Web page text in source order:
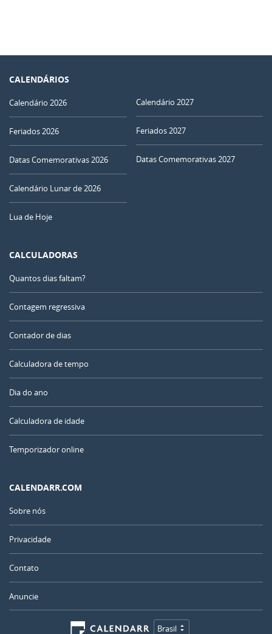
CALENDÁRIOS
Calendário 2026
Feriados 2026
Datas Comemorativas 2026
Calendário Lunar de 2026
Lua de Hoje
Calendário 2027
Feriados 2027
Datas Comemorativas 2027
CALCULADORAS
Quantos dias faltam?
Contagem regressiva
Contador de dias
Calculadora de tempo
Dia do ano
Calculadora de idade
Temporizador online
CALENDARR.COM
Sobre nós
Privacidade
Contato
Anuncie
Brasil